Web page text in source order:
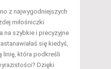
z najwygodniejszych
miłośniczki
na szybkie i precyzyjne
się kiedyś,
linię, która podkreśli
Dzięki